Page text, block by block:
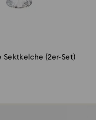
Sektkelche (2er-Set)